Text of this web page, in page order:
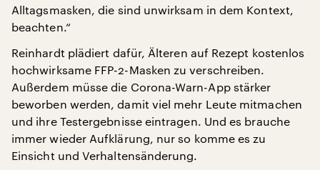
Alltagsmasken, die sind unwirksam in dem Kontext,
beachten.“
Reinhardt plädiert dafür, Älteren auf Rezept kostenlos
hochwirksame FFP-2-Masken zu verschreiben.
Außerdem müsse die Corona-Warn-App stärker
beworben werden, damit viel mehr Leute mitmachen
und ihre Testergebnisse eintragen. Und es brauche
immer wieder Aufklärung, nur so komme es zu
Einsicht und Verhaltensänderung.